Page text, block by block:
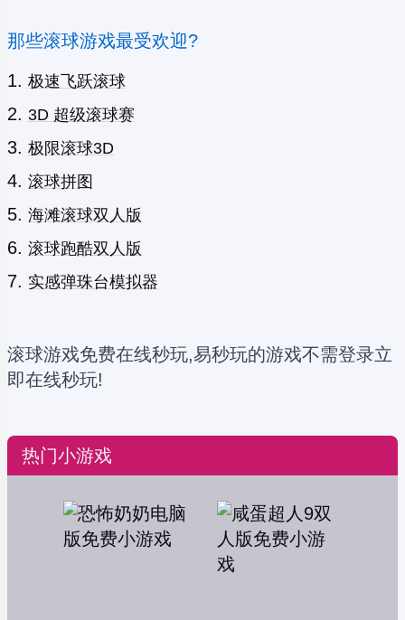
那些滚球游戏最受欢迎?
极速飞跃滚球
3D 超级滚球赛
极限滚球3D
滚球拼图
海滩滚球双人版
滚球跑酷双人版
实感弹珠台模拟器
滚球游戏免费在线秒玩,易秒玩的游戏不需登录立
即在线秒玩!
热门小游戏